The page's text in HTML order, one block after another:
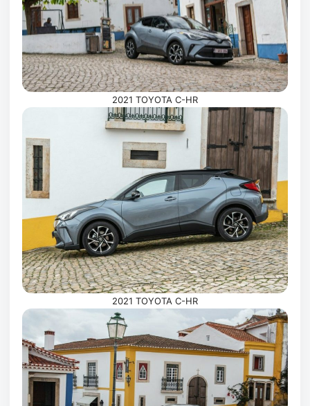
2021 TOYOTA C-HR
2021 TOYOTA C-HR